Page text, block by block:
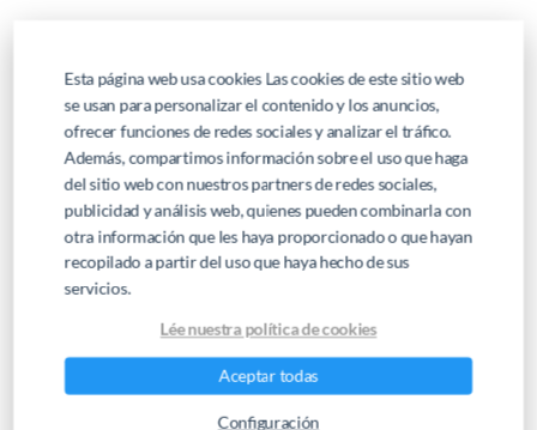
Esta página web usa cookies Las cookies de este sitio web
se usan para personalizar el contenido y los anuncios,
ofrecer funciones de redes sociales y analizar el tráfico.
Además, compartimos información sobre el uso que haga
del sitio web con nuestros partners de redes sociales,
publicidad y análisis web, quienes pueden combinarla con
otra información que les haya proporcionado o que hayan
recopilado a partir del uso que haya hecho de sus
servicios.
Lée nuestra política de cookies
Aceptar todas
Configuración